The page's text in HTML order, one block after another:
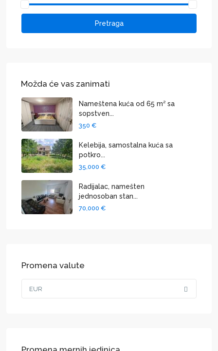
Pretraga
Možda će vas zanimati
Nameštena kuća od 65 m² sa
sopstven...
350 €
Kelebija, samostalna kuća sa
potkro...
35,000 €
Radijalac, namešten
jednosoban stan...
70,000 €
Promena valute
EUR